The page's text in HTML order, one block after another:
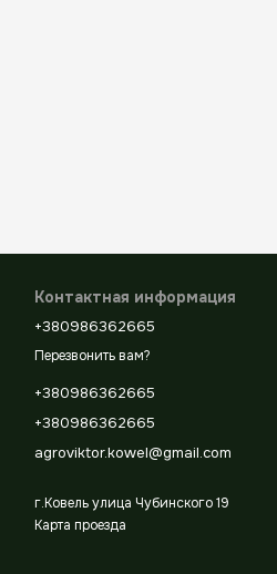
Контактная информация
+380986362665
Перезвонить вам?
+380986362665
+380986362665
agroviktor.kowel@gmail.com
г.Ковель улица Чубинского 19
Карта проезда